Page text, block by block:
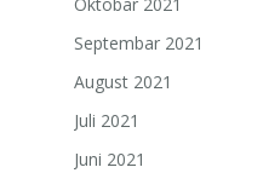
Oktobar 2021
Septembar 2021
August 2021
Juli 2021
Juni 2021